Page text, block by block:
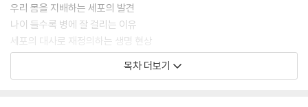
우리 몸을 지배하는 세포의 발견
나이 들수록 병에 잘 걸리는 이유
세포의 대사로 재정의하는 생명 현상
Q/A 묻고 답하기
목차 더보기